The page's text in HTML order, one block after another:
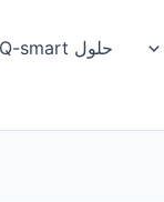
حلول Q-smart